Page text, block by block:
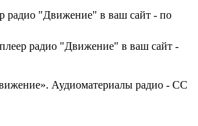
радио "Движение" в ваш сайт - по
радио "Движение" в ваш сайт -
Аудиоматериалы радио - CC